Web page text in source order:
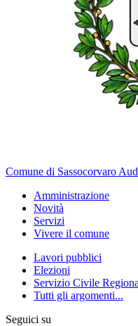
Comune di Sassocorvaro
Amministrazione
Novità
Servizi
Vivere il comune
Lavori pubblici
Elezioni
Servizio Civile
Tutti gli argomenti...
Seguici su